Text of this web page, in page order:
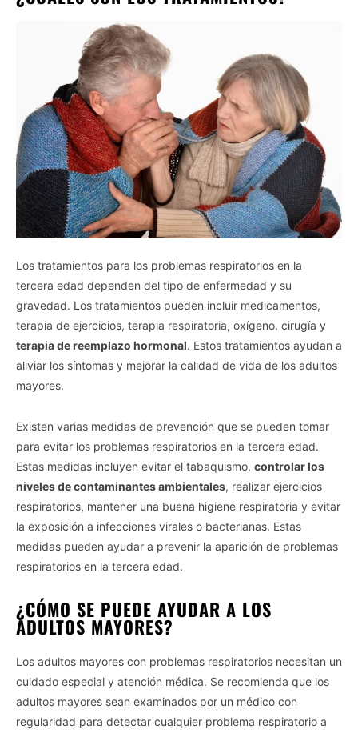
Los tratamientos para los problemas respiratorios en la
tercera edad dependen del tipo de enfermedad y su
gravedad. Los tratamientos pueden incluir medicamentos,
terapia de ejercicios, terapia respiratoria, oxígeno, cirugía y
terapia de reemplazo hormonal. Estos tratamientos ayudan a
aliviar los síntomas y mejorar la calidad de vida de los adultos
mayores.
Existen varias medidas de prevención que se pueden tomar
para evitar los problemas respiratorios en la tercera edad.
Estas medidas incluyen evitar el tabaquismo, controlar los
niveles de contaminantes ambientales, realizar ejercicios
respiratorios, mantener una buena higiene respiratoria y evitar
la exposición a infecciones virales o bacterianas. Estas
medidas pueden ayudar a prevenir la aparición de problemas
respiratorios en la tercera edad.
¿CÓMO SE PUEDE AYUDAR A LOS
ADULTOS MAYORES?
Los adultos mayores con problemas respiratorios necesitan un
cuidado especial y atención médica. Se recomienda que los
adultos mayores sean examinados por un médico con
regularidad para detectar cualquier problema respiratorio a